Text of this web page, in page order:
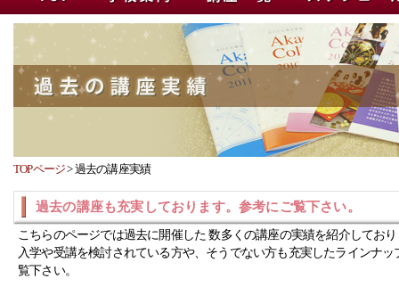
TOPページ>過去の講座実績
過去の講座も充実しております。参考にご覧下さい。
こちらのページでは過去に開催した 数多くの講座の実績を紹介してお
入学や受講を検討されている方や、そうでない方も充実したラインナッ
覧下さい。